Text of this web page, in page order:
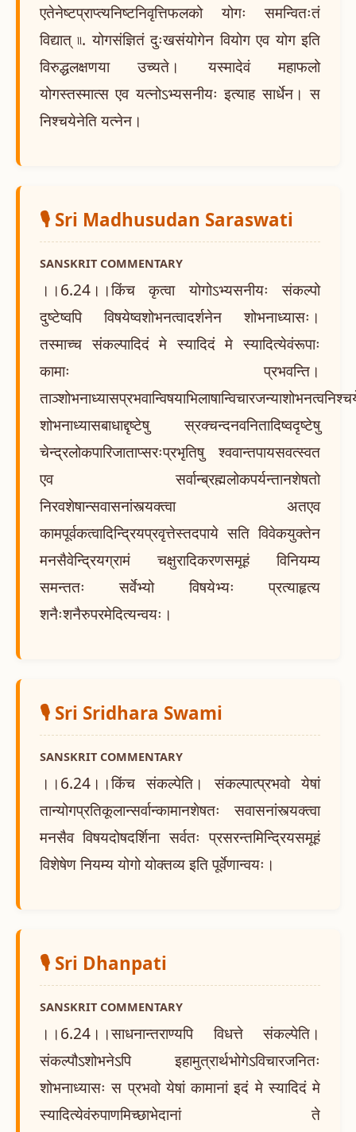
एतेनेष्टप्राप्त्यनिष्टनिवृत्तिफलको योगः समन्वितःतं
विद्यात् ৷৷. योगसंज्ञितं दुःखसंयोगेन वियोग एव योग इति
विरुद्धलक्षणया उच्यते। यस्मादेवं महाफलो
योगस्तस्मात्स एव यत्नोऽभ्यसनीयः इत्याह सार्धेन। स
निश्चयेनेति यत्नेन।
🎙️ Sri Madhusudan Saraswati
SANSKRIT COMMENTARY
।।6.24।।किंच कृत्वा योगोऽभ्यसनीयः संकल्पो
दुष्टेष्वपि विषयेष्वशोभनत्वादर्शनेन शोभनाध्यासः।
तस्माच्च संकल्पादिदं मे स्यादिदं मे स्यादित्येवंरूपाः
कामाः प्रभवन्ति।
शोभनाध्यासबाधाद्दृष्टेषु स्रक्चन्दनवनितादिष्वदृष्टेषु
चेन्द्रलोकपारिजाताप्सरःप्रभृतिषु श्ववान्तपायसवत्स्वत
एव सर्वान्ब्रह्मलोकपर्यन्तानशेषतो
निरवशेषान्सवासनांस्त्यक्त्वा अतएव
कामपूर्वकत्वादिन्द्रियप्रवृत्तेस्तदपाये सति विवेकयुक्तेन
मनसैवेन्द्रियग्रामं चक्षुरादिकरणसमूहं विनियम्य
समन्ततः सर्वेभ्यो विषयेभ्यः प्रत्याहृत्य
शनैःशनैरुपरमेदित्यन्वयः।
🎙️ Sri Sridhara Swami
SANSKRIT COMMENTARY
।।6.24।।किंच संकल्पेति। संकल्पात्प्रभवो येषां
तान्योगप्रतिकूलान्सर्वान्कामानशेषतः सवासनांस्त्यक्त्वा
मनसैव विषयदोषदर्शिना सर्वतः प्रसरन्तमिन्द्रियसमूहं
विशेषेण नियम्य योगो योक्तव्य इति पूर्वेणान्वयः।
🎙️ Sri Dhanpati
SANSKRIT COMMENTARY
।।6.24।।साधनान्तराण्यपि विधत्ते संकल्पेति।
संकल्पौऽशोभनेऽपि इहामुत्रार्थभोगेऽविचारजनितः
शोभनाध्यासः स प्रभवो येषां कामानां इदं मे स्यादिदं मे
स्यादित्येवंरुपाणमिच्छाभेदानां ते